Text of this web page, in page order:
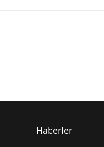
Haberler